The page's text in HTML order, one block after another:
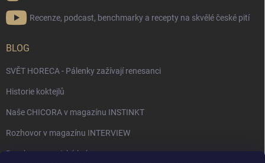
Recenze, podcast, benchmarky a recepty na skvělé české pití
BLOG
SVĚT HORECA - Pálenky zažívají renesanci
Historie koktejlů
Naše CHICORA v magazínu INSTINKT
Rozhovor v magazínu INTERVIEW
Bourbon, americká krása.